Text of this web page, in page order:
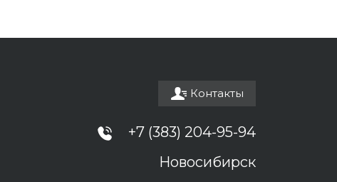
Контакты
+7 (383) 204-95-94
Новосибирск